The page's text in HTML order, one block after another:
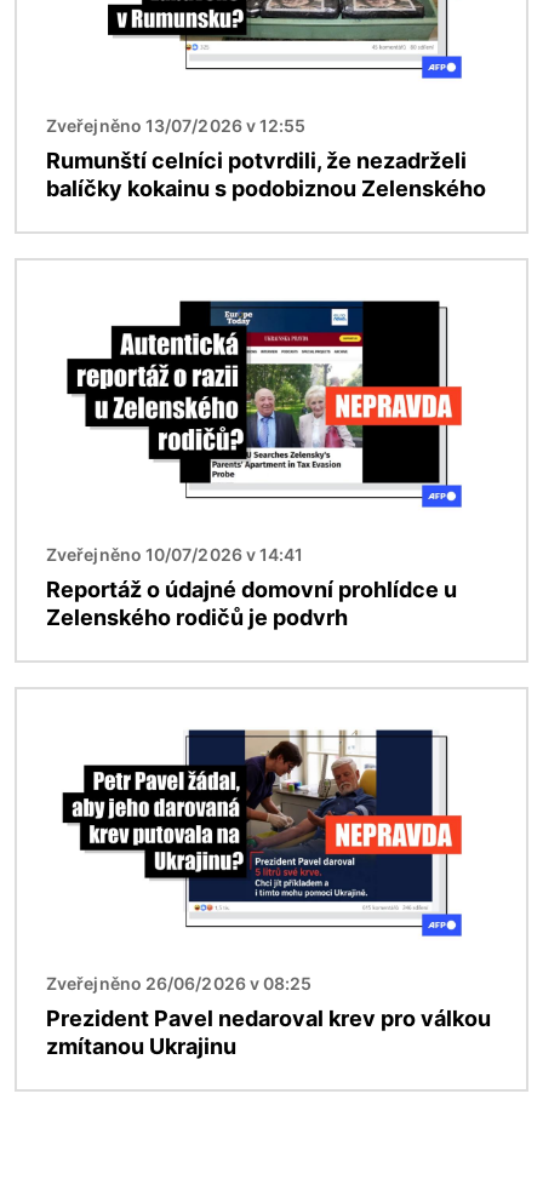
Zveřejněno 13/07/2026 v 12:55
Rumunští celníci potvrdili, že nezadrželi
balíčky kokainu s podobiznou Zelenského
Zveřejněno 10/07/2026 v 14:41
Reportáž o údajné domovní prohlídce u
Zelenského rodičů je podvrh
Zveřejněno 26/06/2026 v 08:25
Prezident Pavel nedaroval krev pro válkou
zmítanou Ukrajinu